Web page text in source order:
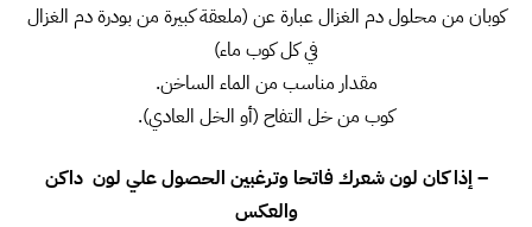
كوبان من محلول دم الغزال عبارة عن (ملعقة كبيرة من بودرة دم الغزال
في كل كوب ماء)
مقدار مناسب من الماء الساخن.
كوب من خل التفاح (أو الخل العادي).
– إذا كان لون شعرك فاتحا وترغبين الحصول علي لون داكن
والعكس